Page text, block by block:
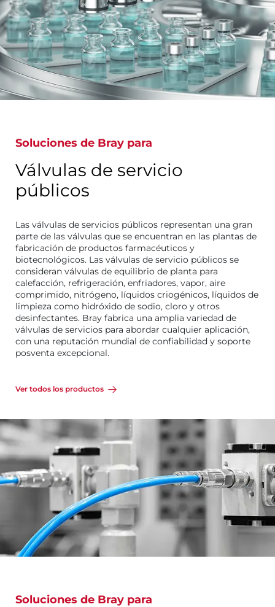
Soluciones de Bray para
Válvulas de servicio
públicos
Las válvulas de servicios públicos representan una gran
parte de las válvulas que se encuentran en las plantas de
fabricación de productos farmacéuticos y
biotecnológicos. Las válvulas de servicio públicos se
consideran válvulas de equilibrio de planta para
calefacción, refrigeración, enfriadores, vapor, aire
comprimido, nitrógeno, líquidos criogénicos, líquidos de
limpieza como hidróxido de sodio, cloro y otros
desinfectantes. Bray fabrica una amplia variedad de
válvulas de servicios para abordar cualquier aplicación,
con una reputación mundial de confiabilidad y soporte
posventa excepcional.
Ver todos los productos
Soluciones de Bray para